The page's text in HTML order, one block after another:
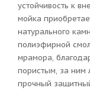
устойчивость к
мойка
натурального
полиэфирной
мрамора,
пористым, за ним
прочный